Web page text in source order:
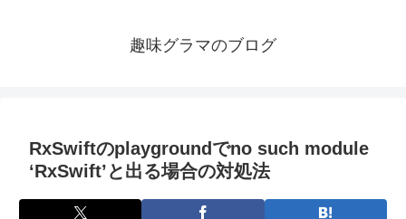
趣味グラマのブログ
RxSwiftのplaygroundでno such module
‘RxSwift’と出る場合の対処法